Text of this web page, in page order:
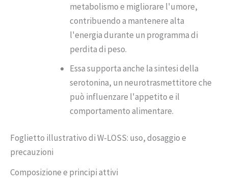
metabolismo e migliorare l'umore,
contribuendo a mantenere alta
l'energia durante un programma di
perdita di peso.
Essa supporta anche la sintesi della
serotonina, un neurotrasmettitore che
può influenzare l'appetito e il
comportamento alimentare.
Foglietto illustrativo di W-LOSS: uso, dosaggio e
precauzioni
Composizione e principi attivi